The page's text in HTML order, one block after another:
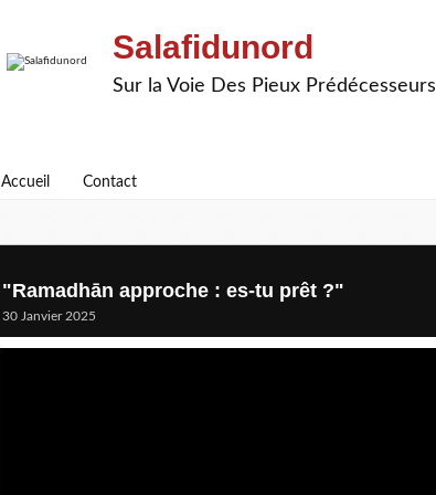
Salafidunord
Sur la Voie Des Pieux Prédécesseurs
Accueil Contact
"Ramadhān approche : es-tu prêt ?"
30 Janvier 2025